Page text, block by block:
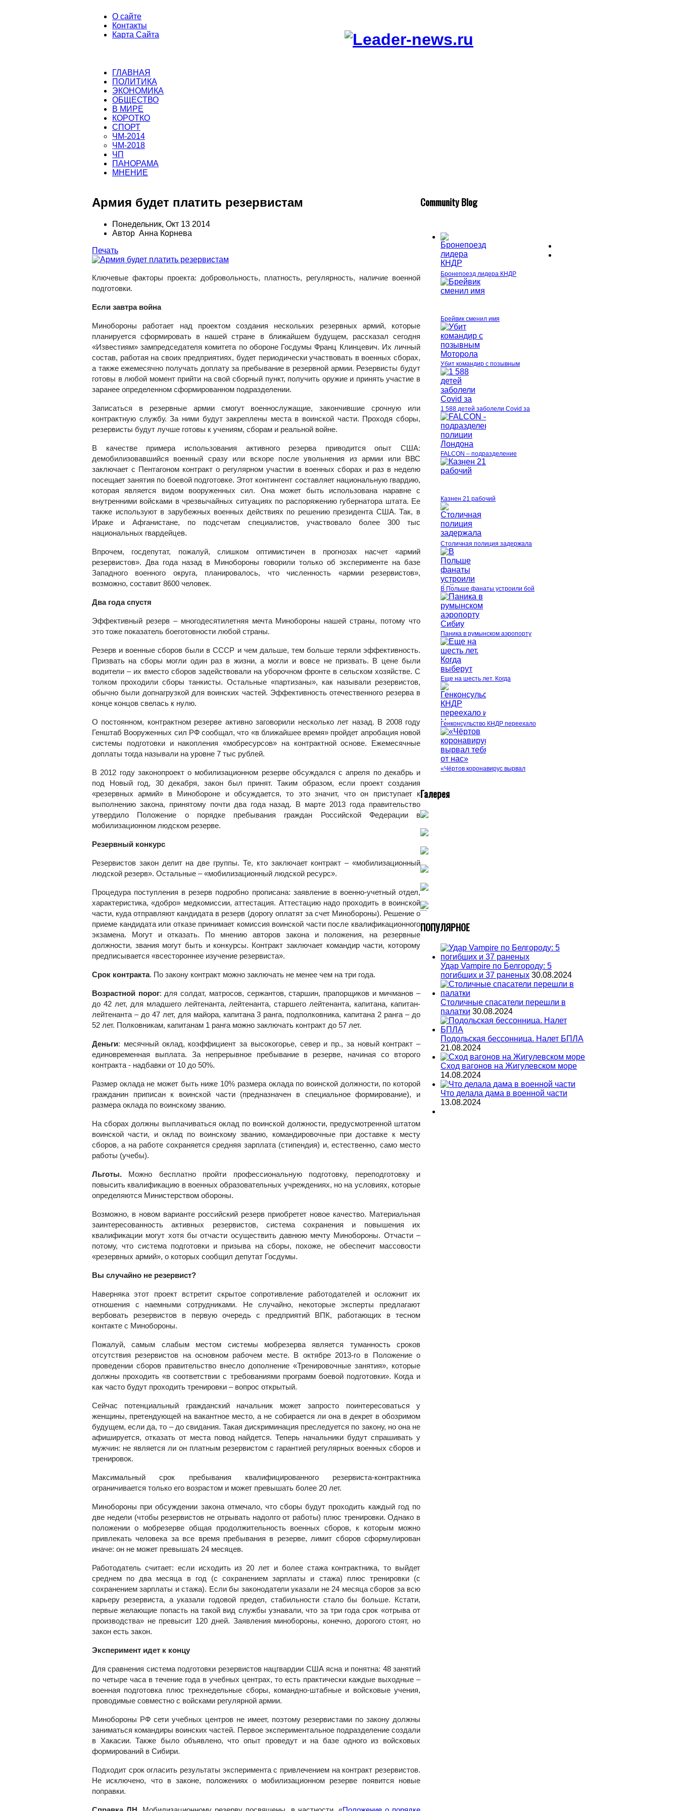
О сайте
Контакты
Карта Сайта
ГЛАВНАЯ
ПОЛИТИКА
ЭКОНОМИКА
ОБЩЕСТВО
В МИРЕ
КОРОТКО
СПОРТ
ЧМ-2014
ЧМ-2018
ЧП
ПАНОРАМА
МНЕНИЕ
Армия будет платить резервистам
Понедельник, Окт 13 2014
Автор Анна Корнева
Печать
Ключевые факторы проекта: добровольность, платность, регулярность, наличие военной
подготовки.
Если завтра война
Минобороны работает над проектом создания нескольких резервных армий, которые
планируется сформировать в нашей стране в ближайшем будущем, рассказал сегодня
«Известиям» зампредседателя комитета по обороне Госдумы Франц Клинцевич. Их личный
состав, работая на своих предприятиях, будет периодически участвовать в военных сборах,
а также ежемесячно получать доплату за пребывание в резервной армии. Резервисты будут
готовы в любой момент прийти на свой сборный пункт, получить оружие и принять участие в
заранее определенном сформированном подразделении.
Записаться в резервные армии смогут военнослужащие, закончившие срочную или
контрактную службу. За ними будут закреплены места в воинской части. Проходя сборы,
резервисты будут лучше готовы к учениям, сборам и реальной войне.
В качестве примера использования активного резерва приводится опыт США:
демобилизовавшийся военный сразу или вскоре после увольнения из армии или ВВС
заключает с Пентагоном контракт о регулярном участии в военных сборах и раз в неделю
посещает занятия по боевой подготовке. Этот контингент составляет национальную гвардию,
которая является видом вооруженных сил. Она может быть использована наравне с
внутренними войсками в чрезвычайных ситуациях по распоряжению губернатора штата. Ее
также используют в зарубежных военных действиях по решению президента США. Так, в
Ираке и Афганистане, по подсчетам специалистов, участвовало более 300 тыс
национальных гвардейцев.
Впрочем, госдепутат, пожалуй, слишком оптимистичен в прогнозах насчет «армий
резервистов». Два года назад в Минобороны говорили только об эксперименте на базе
Западного военного округа, планировалось, что численность «армии резервистов»,
возможно, составит 8600 человек.
Два года спустя
Эффективный резерв – многодесятилетняя мечта Минобороны нашей страны, потому что
это тоже показатель боеготовности любой страны.
Резерв и военные сборов были в СССР и чем дальше, тем больше теряли эффективность.
Призвать на сборы могли один раз в жизни, а могли и вовсе не призвать. В цене были
водители – их вместо сборов задействовали на уборочном фронте в сельском хозяйстве. С
толком проходили сборы танкисты. Остальные «партизаны», как называли резервистов,
обычно были допнагрузкой для воинских частей. Эффективность отечественного резерва в
конце концов свелась к нулю.
О постоянном, контрактном резерве активно заговорили несколько лет назад. В 2008 году
Генштаб Вооруженных сил РФ сообщал, что «в ближайшее время» пройдет апробация новой
системы подготовки и накопления «мобресурсов» на контрактной основе. Ежемесячные
доплаты тогда называли на уровне 7 тыс рублей.
В 2012 году законопроект о мобилизационном резерве обсуждался с апреля по декабрь и
под Новый год, 30 декабря, закон был принят. Таким образом, если проект создания
«резервных армий» в Минобороне и обсуждается, то это значит, что он приступает к
выполнению закона, принятому почти два года назад. В марте 2013 года правительство
утвердило Положение о порядке пребывания граждан Российской Федерации в
мобилизационном людском резерве.
Резервный конкурс
Резервистов закон делит на две группы. Те, кто заключает контракт – «мобилизационный
людской резерв». Остальные – «мобилизационный людской ресурс».
Процедура поступления в резерв подробно прописана: заявление в военно-учетный отдел,
характеристика, «добро» медкомиссии, аттестация. Аттестацию надо проходить в воинской
части, куда отправляют кандидата в резерв (дорогу оплатят за счет Минобороны). Решение о
приеме кандидата или отказе принимает комиссия воинской части после квалификационного
экзамена. Могут и отказать. По мнению авторов закона и положения, на резервные
должности, звания могут быть и конкурсы. Контракт заключает командир части, которому
предписывается «всестороннее изучение резервиста».
Срок контракта. По закону контракт можно заключать не менее чем на три года.
Возрастной порог: для солдат, матросов, сержантов, старшин, прапорщиков и мичманов –
до 42 лет, для младшего лейтенанта, лейтенанта, старшего лейтенанта, капитана, капитан-
лейтенанта – до 47 лет, для майора, капитана 3 ранга, подполковника, капитана 2 ранга – до
52 лет. Полковникам, капитанам 1 ранга можно заключать контракт до 57 лет.
Деньги: месячный оклад, коэффициент за высокогорье, север и пр., за новый контракт –
единовременная выплата. За непрерывное пребывание в резерве, начиная со второго
контракта - надбавки от 10 до 50%.
Размер оклада не может быть ниже 10% размера оклада по воинской должности, по которой
гражданин приписан к воинской части (предназначен в специальное формирование), и
размера оклада по воинскому званию.
На сборах должны выплачиваться оклад по воинской должности, предусмотренной штатом
воинской части, и оклад по воинскому званию, командировочные при доставке к месту
сборов, а на работе сохраняется средняя зарплата (стипендия) и, естественно, само место
работы (учебы).
Льготы. Можно бесплатно пройти профессиональную подготовку, переподготовку и
повысить квалификацию в военных образовательных учреждениях, но на условиях, которые
определяются Министерством обороны.
Возможно, в новом варианте российский резерв приобретет новое качество. Материальная
заинтересованность активных резервистов, система сохранения и повышения их
квалификации могут хотя бы отчасти осуществить давнюю мечту Минобороны. Отчасти –
потому, что система подготовки и призыва на сборы, похоже, не обеспечит массовости
«резервных армий», о которых сообщил депутат Госдумы.
Вы случайно не резервист?
Наверняка этот проект встретит скрытое сопротивление работодателей и осложнит их
отношения с наемными сотрудниками. Не случайно, некоторые эксперты предлагают
вербовать резервистов в первую очередь с предприятий ВПК, работающих в тесном
контакте с Минобороны.
Пожалуй, самым слабым местом системы мобрезерва является туманность сроков
отсутствия резервистов на основном рабочем месте. В октябре 2013-го в Положение о
проведении сборов правительство внесло дополнение «Тренировочные занятия», которые
должны проходить «в соответствии с требованиями программ боевой подготовки». Когда и
как часто будут проходить тренировки – вопрос открытый.
Сейчас потенциальный гражданский начальник может запросто поинтересоваться у
женщины, претендующей на вакантное место, а не собирается ли она в декрет в обозримом
будущем, если да, то – до свидания. Такая дискриминация преследуется по закону, но она не
афишируется, отказать от места повод найдется. Теперь начальники будут спрашивать у
мужчин: не является ли он платным резервистом с гарантией регулярных военных сборов и
тренировок.
Максимальный срок пребывания квалифицированного резервиста-контрактника
ограничивается только его возрастом и может превышать более 20 лет.
Минобороны при обсуждении закона отмечало, что сборы будут проходить каждый год по
две недели (чтобы резервистов не отрывать надолго от работы) плюс тренировки. Однако в
положении о мобрезерве общая продолжительность военных сборов, к которым можно
привлекать человека за все время пребывания в резерве, лимит сборов сформулирован
иначе: он не может превышать 24 месяцев.
Работодатель считает: если исходить из 20 лет и более стажа контрактника, то выйдет
среднем по два месяца в год (с сохранением зарплаты и стажа) плюс тренировки (с
сохранением зарплаты и стажа). Если бы законодатели указали не 24 месяца сборов за всю
карьеру резервиста, а указали годовой предел, стабильности стало бы больше. Кстати,
первые желающие попасть на такой вид службы узнавали, что за три года срок «отрыва от
производства» не превысит 120 дней. Заявления минобороны, конечно, дорогого стоят, но
закон есть закон.
Эксперимент идет к концу
Для сравнения система подготовки резервистов нацгвардии США ясна и понятна: 48 занятий
по четыре часа в течение года в учебных центрах, то есть практически каждые выходные –
военная подготовка плюс трехнедельные сборы, командно-штабные и войсковые учения,
проводимые совместно с войсками регулярной армии.
Минобороны РФ сети учебных центров не имеет, поэтому резервистами по закону должны
заниматься командиры воинских частей. Первое экспериментальное подразделение создали
в Хакасии. Также было объявлено, что опыт проведут и на базе одного из войсковых
формирований в Сибири.
Подходит срок огласить результаты эксперимента с привлечением на контракт резервистов.
Не исключено, что в законе, положениях о мобилизационном резерве появится новые
поправки.
Community Blog
Бронепоезд лидера КНДР
Брейвик сменил имя
Убит командир c позывным
1 588 детей заболели Covid за
FALCON – подразделение
Казнен 21 рабочий
Столичная полиция задержала
В Польше фанаты устроили бой
Паника в румынском аэропорту
Еще на шесть лет. Когда
Генконсульство КНДР переехало
«Чёртов коронавирус вырвал
Галерея
ПОПУЛЯРНОЕ
Удар Vampire по Белгороду: 5
погибших и 37 раненых 30.08.2024
Столичные спасатели перешли в
палатки 30.08.2024
Подольская бессонница. Налет БПЛА
21.08.2024
Сход вагонов на Жигулевском море
14.08.2024
Что делала дама в военной части
13.08.2024